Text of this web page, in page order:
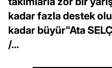
kadar fazla destek
kadar büyür"Ata
/...